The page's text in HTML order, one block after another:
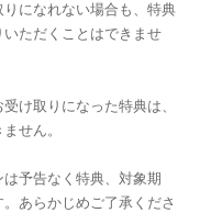
りになれない場合も、特典
ただくことはできませ
け取りになった特典は、
せん。
予告なく特典、対象期
あらかじめご了承くださ